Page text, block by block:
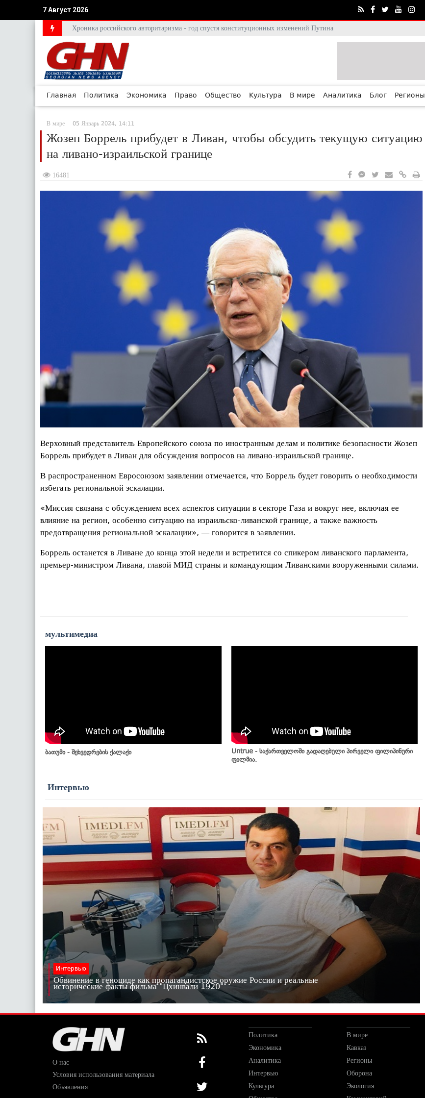
7 Август 2026
Хроника российского авторитаризма - год спустя конституционных изменений Путина
Главная Политика Экономика Право Общество Культура В мире Аналитика Блог Регионы
В мире 05 Январь 2024, 14:11
Жозеп Боррель прибудет в Ливан, чтобы обсудить текущую ситуацию
на ливано-израильской границе
16481
Верховный представитель Европейского союза по иностранным делам и политике безопасности Жозеп
Боррель прибудет в Ливан для обсуждения вопросов на ливано-израильской границе.
В распространенном Евросоюзом заявлении отмечается, что Боррель будет говорить о необходимости
избегать региональной эскалации.
«Миссия связана с обсуждением всех аспектов ситуации в секторе Газа и вокруг нее, включая ее
влияние на регион, особенно ситуацию на израильско-ливанской границе, а также важность
предотвращения региональной эскалации», — говорится в заявлении.
Боррель останется в Ливане до конца этой недели и встретится со спикером ливанского парламента,
премьер-министром Ливана, главой МИД страны и командующим Ливанскими вооруженными силами.
мультимедиа
ბათუმი - შეხვედრების ქალაქი
Untrue - საქართველოში გადაღებული პირველი ფილიპინური
ფილმია.
Интервью
Интервью
Обвинение в геноциде как пропагандистское оружие России и реальные
исторические факты фильма "Цхинвали 1920"
О нас
Условия использования материала
Объявления
Политика
Экономика
Аналитика
Интервью
Культура
В мире
Кавказ
Регионы
Оборона
Экология